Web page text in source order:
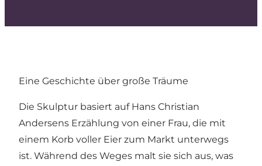
Eine Geschichte über große Träume
Die Skulptur basiert auf Hans Christian
Andersens Erzählung von einer Frau, die mit
einem Korb voller Eier zum Markt unterwegs
ist. Während des Weges malt sie sich aus, was